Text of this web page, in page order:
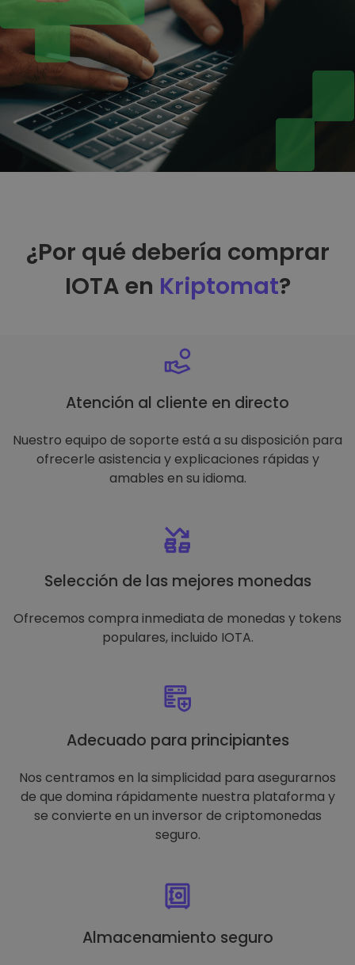
¿Por qué debería comprar
IOTA en Kriptomat?
Atención al cliente en directo
Nuestro equipo de soporte está a su disposición para
ofrecerle asistencia y explicaciones rápidas y
amables en su idioma.
Selección de las mejores monedas
Ofrecemos compra inmediata de monedas y tokens
populares, incluido IOTA.
Adecuado para principiantes
Nos centramos en la simplicidad para asegurarnos
de que domina rápidamente nuestra plataforma y
se convierte en un inversor de criptomonedas
seguro.
Almacenamiento seguro